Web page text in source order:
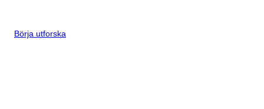
Börja utforska